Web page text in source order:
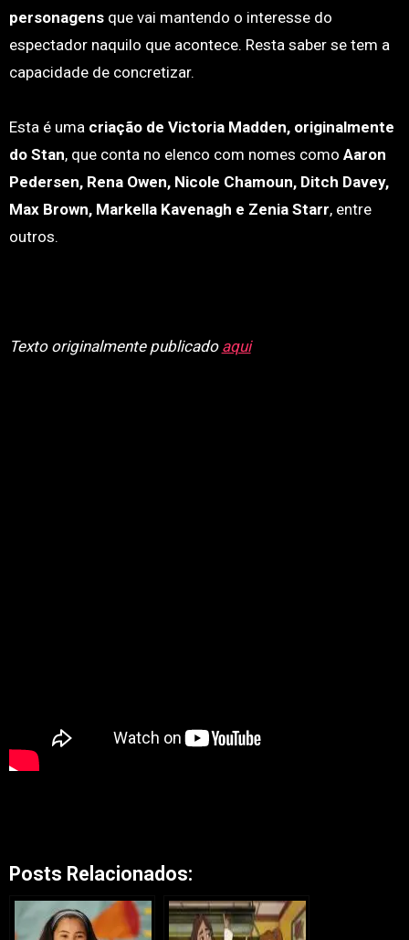
personagensque vai mantendo o interesse do
espectador naquilo que acontece. Resta saber se tem a
capacidade de concretizar.
Esta é uma criação de Victoria Madden, originalmente
do Stan, que conta no elenco com nomes como Aaron
Pedersen, Rena Owen, Nicole Chamoun, Ditch Davey,
Max Brown, Markella Kavenagh e Zenia Starr, entre
outros.
Texto originalmente publicado aqui
Posts Relacionados: